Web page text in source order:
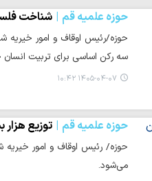
حوزه علمیه قم شناخت
حوزه/رئیس اوقاف و امور
سه رکن اساسی برای تربیت
۱۴۰۵-۰۴-۰۷ ۱۰:۴۲
حوزه علمیه قم توزیع
می‌شود.